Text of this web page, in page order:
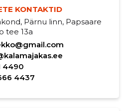
KONTAKTID
Pärnu linn, Papsaare
tee 13a
4490
4437